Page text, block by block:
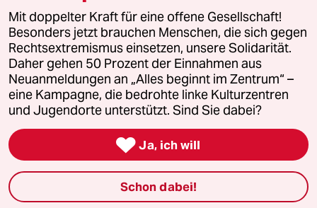
Alle Rechte vorbehalten. Bei rechtlichen Fragen oder für Genehmigungen
wenden Sie sich bitte an
lizenzen@taz.de
Feedback Redaktionsstatut Kommune-Richtlinien
Leitlinie Informant Datenschutz Impressum AGB
Seitenwende Einwilligungen widerrufen (Ads)
Mit doppelter Kraft für eine offene Gesellschaft!
Besonders jetzt brauchen Menschen, die sich gegen
Rechtsextremismus einsetzen, unsere Solidarität.
Daher gehen 50 Prozent der Einnahmen aus
Neuanmeldungen an „Alles beginnt im Zentrum“ –
eine Kampagne, die bedrohte linke Kulturzentren
und Jugendorte unterstützt. Sind Sie dabei?
 Ja, ich will
Schon dabei!